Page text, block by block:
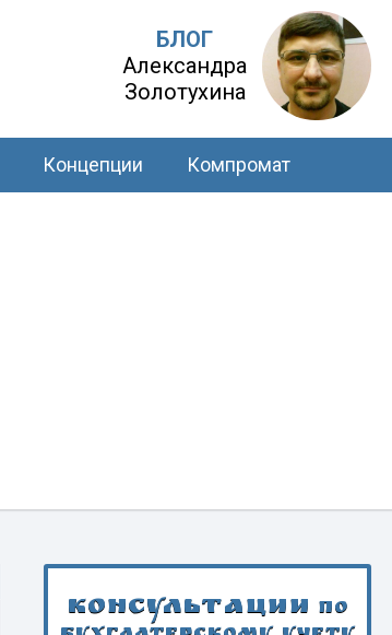
БЛОГ
Александра
Золотухина
Концепции Компромат
Консультации по